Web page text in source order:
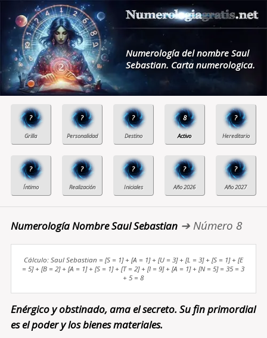
Numerología del nombre Saul
Sebastian. Carta numerologica.
? ? ? 8 ?
? ? ? ? ?
Numerología Nombre Saul Sebastian➔ Número 8
Cálculo: Saul Sebastian = [S = 1] + [A = 1] + [U = 3] + [L = 3] + [S = 1] + [E
= 5] + [B = 2] + [A = 1] + [S = 1] + [T = 2] + [I = 9] + [A = 1] + [N = 5] = 35 = 3
+ 5 = 8
Enérgico y obstinado, ama el secreto. Su fin primordial
es el poder y los bienes materiales.